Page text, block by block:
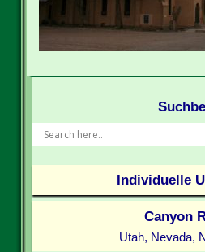
Individuelle
Canyon
Utah, Nevada,